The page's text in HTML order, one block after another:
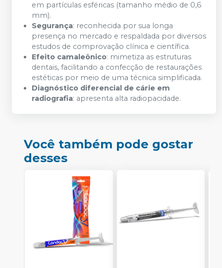
em partículas esféricas (tamanho médio de 0,6
mm).
Segurança: reconhecida por sua longa
presença no mercado e respaldada por diversos
estudos de comprovação clínica e científica.
Efeito camaleônico: mimetiza as estruturas
dentais, facilitando a confecção de restaurações
estéticas por meio de uma técnica simplificada.
Diagnóstico diferencial de cárie em
radiografia: apresenta alta radiopacidade.
Você também pode gostar
desses